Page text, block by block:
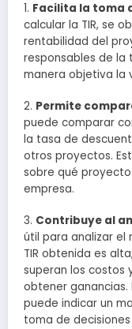
1. Facilita la toma
calcular la TIR, se
rentabilidad del
responsables de la
manera objetiva la
2. Permite
puede comparar
la tasa de
otros proyectos.
sobre qué
empresa.
3. Contribuye al
útil para analizar el
TIR obtenida es
superan los costos
obtener ganancias.
puede indicar un
toma de